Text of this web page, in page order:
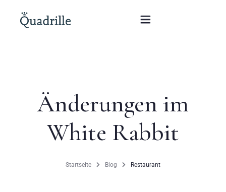
Zimmer
Änderungen im
White Rabbit
Startseite Blog Restaurant